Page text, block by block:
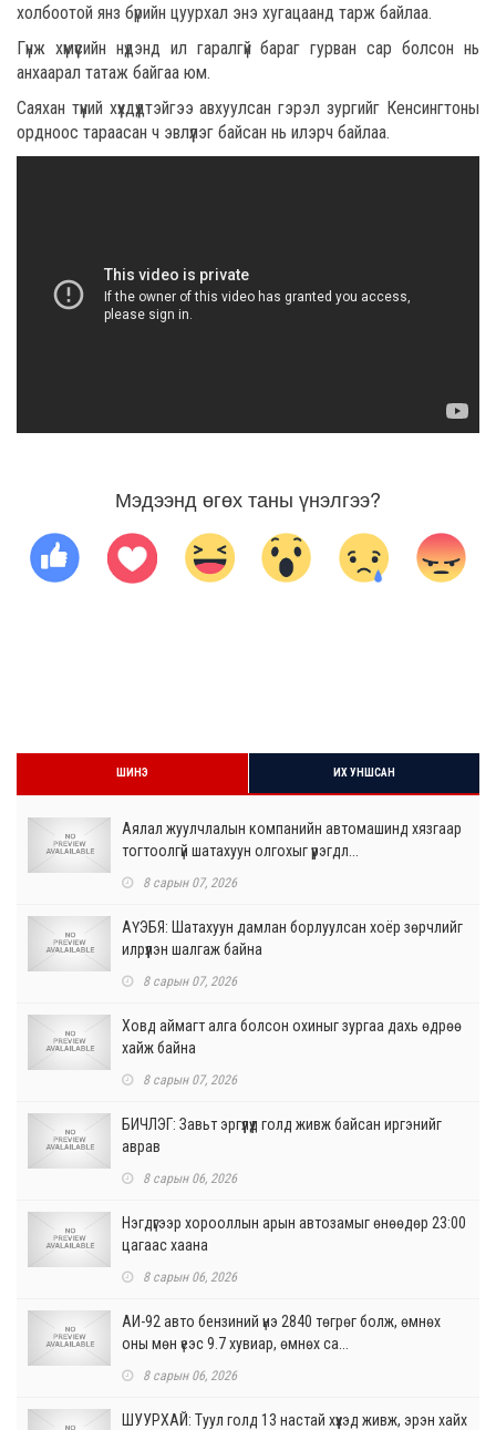
холбоотой янз бүрийн цуурхал энэ хугацаанд тарж байлаа.
Гүнж хүмүүсийн нүдэнд ил гаралгүй бараг гурван сар болсон нь
анхаарал татаж байгаа юм.
Саяхан түүний хүүхдүүдтэйгээ авхуулсан гэрэл зургийг Кенсингтоны
ордноос тараасан ч эвлүүлэг байсан нь илэрч байлаа.
Мэдээнд өгөх таны үнэлгээ?
ШИНЭ ИХ УНШСАН
Аялал жуулчлалын компанийн автомашинд хязгаар
тогтоолгүй шатахуун олгохыг үүрэгдл...
8 сарын 07, 2026
АҮЭБЯ: Шатахуун дамлан борлуулсан хоёр зөрчлийг
илрүүлэн шалгаж байна
8 сарын 07, 2026
Ховд аймагт алга болсон охиныг зургаа дахь өдрөө
хайж байна
8 сарын 07, 2026
БИЧЛЭГ: Завьт эргүүлүүд голд живж байсан иргэнийг
аврав
8 сарын 06, 2026
Нэгдүгээр хорооллын арын автозамыг өнөөдөр 23:00
цагаас хаана
8 сарын 06, 2026
АИ-92 авто бензиний үнэ 2840 төгрөг болж, өмнөх
оны мөн үеэс 9.7 хувиар, өмнөх са...
8 сарын 06, 2026
ШУУРХАЙ: Туул голд 13 настай хүүхэд живж, эрэн хайх